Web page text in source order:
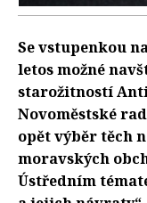
Se vstupenkou
letos možné
starožitností
Novoměstské
opět výběr těch
moravských
Ústředním